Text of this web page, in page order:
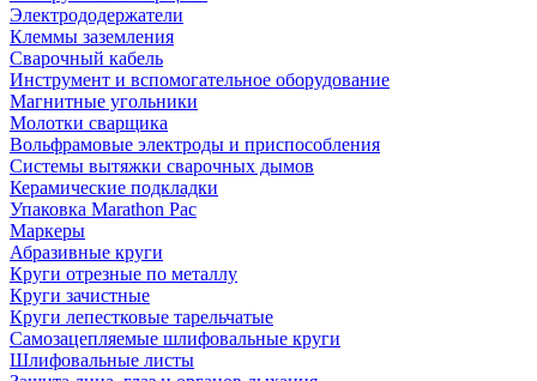
Электрододержатели
Клеммы заземления
Сварочный кабель
Инструмент и вспомогательное оборудование
Магнитные угольники
Молотки сварщика
Вольфрамовые электроды и приспособления
Системы вытяжки сварочных дымов
Керамические подкладки
Упаковка Marathon Pac
Маркеры
Абразивные круги
Круги отрезные по металлу
Круги зачистные
Круги лепестковые тарельчатые
Самозацепляемые шлифовальные круги
Шлифовальные листы